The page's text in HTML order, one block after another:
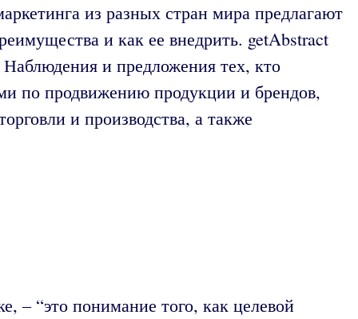
из разных стран мира предлагают
и как ее внедрить. getAbstract
и предложения тех, кто
по продвижению продукции и брендов,
и производства, а также
– “это понимание того, как целевой